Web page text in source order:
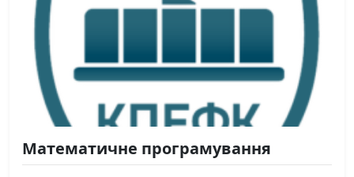
Математичне програмування